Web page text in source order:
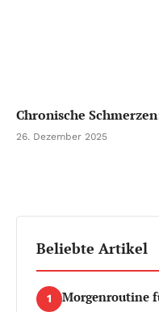
Chronische
26. Dezember 2025
Beliebte Artikel
1 Morgenroutine